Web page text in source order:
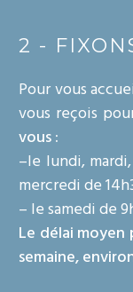
2 -
Pour vous
vous reçois
vous :
–le lundi,
mercredi de
– le samedi de
Le délai
semaine,